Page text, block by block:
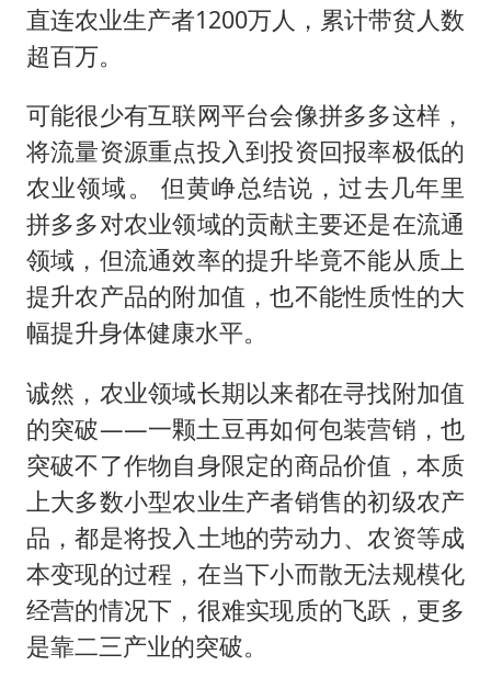
直连农业生产者1200万人，累计带贫人数
超百万。
可能很少有互联网平台会像拼多多这样，
将流量资源重点投入到投资回报率极低的
农业领域。 但黄峥总结说，过去几年里
拼多多对农业领域的贡献主要还是在流通
领域，但流通效率的提升毕竟不能从质上
提升农产品的附加值，也不能性质性的大
幅提升身体健康水平。
诚然，农业领域长期以来都在寻找附加值
的突破——一颗土豆再如何包装营销，也
突破不了作物自身限定的商品价值，本质
上大多数小型农业生产者销售的初级农产
品，都是将投入土地的劳动力、农资等成
本变现的过程，在当下小而散无法规模化
经营的情况下，很难实现质的飞跃，更多
是靠二三产业的突破。